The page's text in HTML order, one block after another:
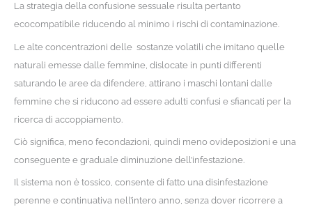
La strategia della confusione sessuale risulta pertanto
ecocompatibile riducendo al minimo i rischi di contaminazione.
Le alte concentrazioni delle sostanze volatili che imitano quelle
naturali emesse dalle femmine, dislocate in punti differenti
saturando le aree da difendere, attirano i maschi lontani dalle
femmine che si riducono ad essere adulti confusi e sfiancati per la
ricerca di accoppiamento.
Ciò significa, meno fecondazioni, quindi meno ovideposizioni e una
conseguente e graduale diminuzione dell’infestazione.
Il sistema non è tossico, consente di fatto una disinfestazione
perenne e continuativa nell’intero anno, senza dover ricorrere a